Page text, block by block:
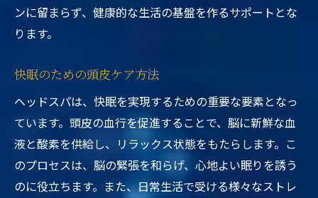
ンに留まらず、健康的な生活の基盤を作るサポートとな
ります。
快眠のための頭皮ケア方法
ヘッドスパは、快眠を実現するための重要な要素となっ
ています。頭皮の血行を促進することで、脳に新鮮な血
液と酸素を供給し、リラックス状態をもたらします。こ
のプロセスは、脳の緊張を和らげ、心地よい眠りを誘う
のに役立ちます。また、日常生活で受ける様々なストレ